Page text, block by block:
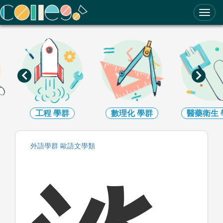
ColleGo! 大學選才與高中育才輔助系統
工程學群 數理化學群 醫藥衛生學
外語學群 歐語文學類